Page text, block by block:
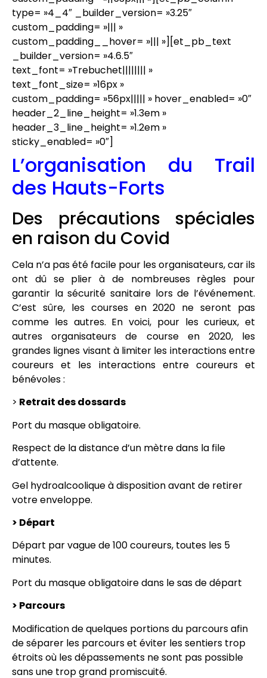
type= »4_4″ _builder_version= »3.25″
custom_padding= »||| »
custom_padding__hover= »||| »][et_pb_text
_builder_version= »4.6.5″
text_font= »Trebuchet|||||||| »
text_font_size= »16px »
custom_padding= »56px||||| » hover_enabled= »0″
header_2_line_height= »1.3em »
header_3_line_height= »1.2em »
sticky_enabled= »0″]
L’organisation du Trail
des Hauts-Forts
Des précautions spéciales
en raison du Covid
Cela n’a pas été facile pour les organisateurs, car ils
ont dû se plier à de nombreuses règles pour
garantir la sécurité sanitaire lors de l’événement.
C’est sûre, les courses en 2020 ne seront pas
comme les autres. En voici, pour les curieux, et
autres organisateurs de course en 2020, les
grandes lignes visant à limiter les interactions entre
coureurs et les interactions entre coureurs et
bénévoles :
> Retrait des dossards
Port du masque obligatoire.
Respect de la distance d’un mètre dans la file
d’attente.
Gel hydroalcoolique à disposition avant de retirer
votre enveloppe.
> Départ
Départ par vague de 100 coureurs, toutes les 5
minutes.
Port du masque obligatoire dans le sas de départ
> Parcours
Modification de quelques portions du parcours afin
de séparer les parcours et éviter les sentiers trop
étroits où les dépassements ne sont pas possible
sans une trop grand promiscuité.